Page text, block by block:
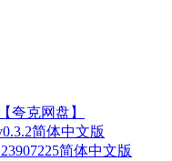
夸克网盘】
简体中文版
简体中文版